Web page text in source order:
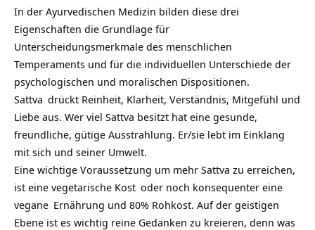
In der Ayurvedischen Medizin bilden diese drei
Eigenschaften die Grundlage für
Unterscheidungsmerkmale des menschlichen
Temperaments und für die individuellen Unterschiede der
psychologischen und moralischen Dispositionen.
Sattva drückt Reinheit, Klarheit, Verständnis, Mitgefühl und
Liebe aus. Wer viel Sattva besitzt hat eine gesunde,
freundliche, gütige Ausstrahlung. Er/sie lebt im Einklang
mit sich und seiner Umwelt.
Eine wichtige Voraussetzung um mehr Sattva zu erreichen,
ist eine vegetarische Kost oder noch konsequenter eine
vegane Ernährung und 80% Rohkost. Auf der geistigen
Ebene ist es wichtig reine Gedanken zu kreieren, denn was